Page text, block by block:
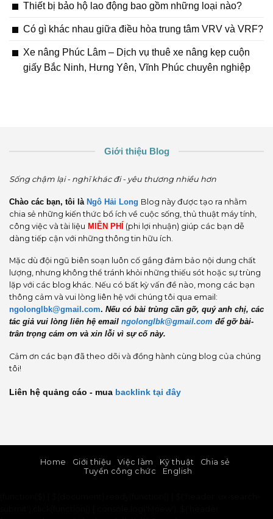
Thiết bị bảo hộ lao động bao gồm những loại nào?
Có gì khác nhau giữa điều hòa trung tâm VRV và VRF?
Xe nâng Phúc Lâm – Dịch vụ thuê xe nâng kẹp cuộn
giấy Bắc Ninh, Hưng Yên, Vĩnh Phúc chuyên nghiệp
Giới thiệu Blog
Sống chậm lại - nghĩ khác đi - yêu thương nhiều hơn
Chào các bạn, tôi là Ngô Hải Long Blog này được tạo ra nhằm
chia sẻ những kiến thức bổ ích về cuộc sống, thủ thuật máy tính,
công việc và tài liệu MIỄN PHÍ
(phi lợi nhuận) giúp các bạn dễ
dàng tiếp cận với những thông tin hữu ích.
Mặc dù đội ngũ biên soạn luôn cố gắng đảm bảo nội dung chất
lượng, nhưng không thể tránh khỏi những thiếu sót hoặc sự trùng
lặp với các blog khác. Nếu có bất kỳ vấn đề nào, mong các bạn
thông cảm và vui lòng liên hệ với chúng tôi qua email:
ngolonglbk@gmail.com. Nếu có bài trùng cần gỡ, quý anh chị, các
tác giả vui lòng liên hệ email ngolonglbk@gmail.com để gỡ bài-
trân trọng cám ơn và xin lỗi vì sự cố này.
Cảm ơn các bạn đã theo dõi và đồng hành cùng blog của chúng
tôi!
Liên hệ quảng cáo - mua backlink tại đây
Home Giới thiệu Việc làm Kỹ thuật
Chia sẻ
Tuyển công chức
English